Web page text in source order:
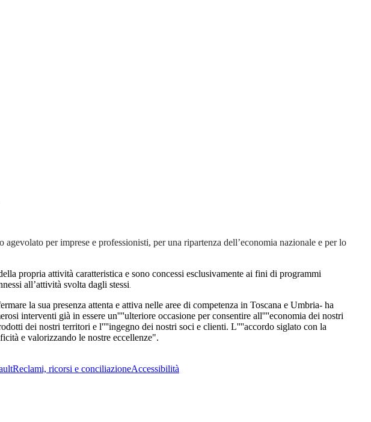
per imprese e professionisti, per una ripartenza dell’economia nazionale e per lo
propria attività caratteristica e sono concessi esclusivamente ai fini di programmi
all’attività svolta dagli stessi.
la sua presenza attenta e attiva nelle aree di competenza in Toscana e Umbria- ha
interventi già in essere un''''ulteriore occasione per consentire all''''economia dei nostri
dei nostri territori e l''''ingegno dei nostri soci e clienti. L''''accordo siglato con la
e valorizzando le nostre eccellenze".
Reclami, ricorsi e conciliazioneAccessibilità